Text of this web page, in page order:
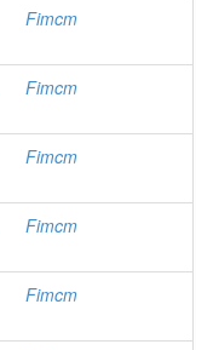
Fimcm
Fimcm
Fimcm
Fimcm
Fimcm